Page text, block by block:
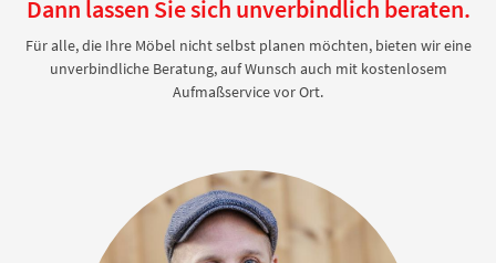
Dann lassen Sie sich unverbindlich beraten.
Für alle, die Ihre Möbel nicht selbst planen möchten, bieten wir eine
unverbindliche Beratung, auf Wunsch auch mit kostenlosem
Aufmaßservice vor Ort.